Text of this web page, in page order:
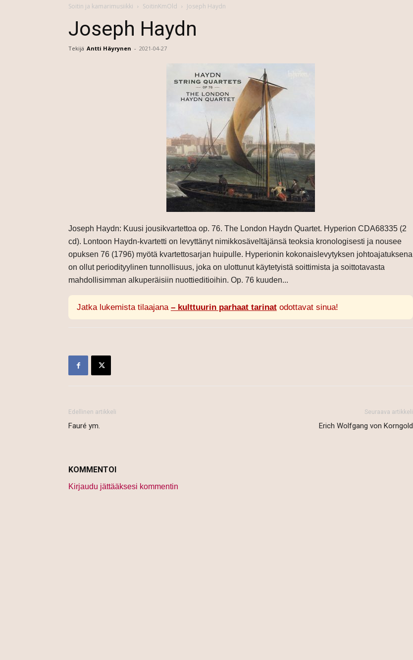
Soitin ja kamarimusiikki SoitinKmOld Joseph Haydn
Joseph Haydn
Tekijä Antti Häyrynen - 2021-04-27
Joseph Haydn: Kuusi jousikvartettoa op. 76. The London Haydn Quartet. Hyperion CDA68335 (2
cd). Lontoon Haydn-kvartetti on levyttänyt nimikkosäveltäjänsä teoksia kronologisesti ja nousee
opuksen 76 (1796) myötä kvartettosarjan huipulle. Hyperionin kokonaislevytyksen johtoajatuksena
on ollut periodityylinen tunnollisuus, joka on ulottunut käytetyistä soittimista ja soittotavasta
mahdollisimman alkuperäisiin nuottieditioihin. Op. 76 kuuden...
Jatka lukemista tilaajana – kulttuurin parhaat tarinatodottavat sinua!
Edellinen artikkeli
Fauré ym.
Seuraava artikkeli
Erich Wolfgang von Korngold
KOMMENTOI
Kirjaudu jättääksesi kommentin